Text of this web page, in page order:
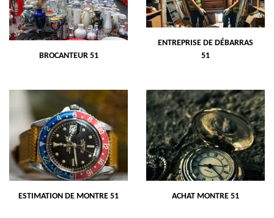
BROCANTEUR 51
ENTREPRISE DE DÉBARRAS
51
ESTIMATION DE MONTRE 51 ACHAT MONTRE 51